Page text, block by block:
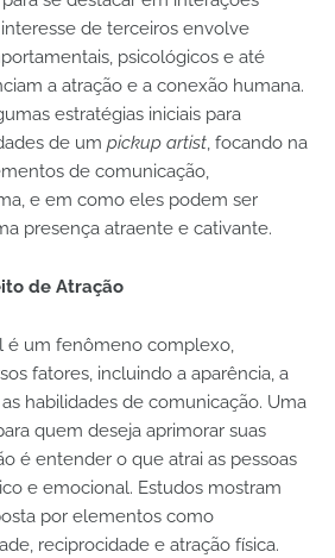
de terceiros envolve
psicológicos e até
a atração e a conexão humana.
estratégias iniciais para
de um pickup artist, focando na
de comunicação,
e em como eles podem ser
presença atraente e cativante.
de Atração
é um fenômeno complexo,
fatores, incluindo a aparência, a
habilidades de comunicação. Uma
quem deseja aprimorar suas
é entender o que atrai as pessoas
e emocional. Estudos mostram
por elementos como
reciprocidade e atração física.